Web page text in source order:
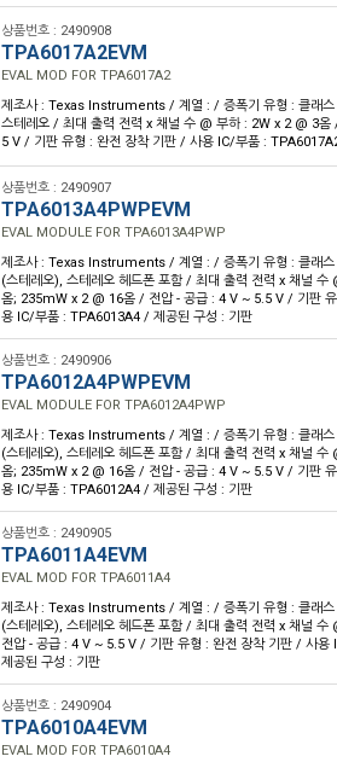
상품번호 : 2490908
TPA6017A2EVM
EVAL MOD FOR TPA6017A2
제조사 : Texas Instruments / 계열 : / 증폭기 유형 : 클래스
스테레오 / 최대 출력 전력 x 채널 수 @ 부하 : 2W x 2 @ 3
5 V / 기판 유형 : 완전 장착 기판 / 사용 IC/부품 :
상품번호 : 2490907
TPA6013A4PWPEVM
EVAL MODULE FOR TPA6013A4PWP
제조사 : Texas Instruments / 계열 : / 증폭기 유형 : 클래스
(스테레오), 스테레오 헤드폰 포함 / 최대 출력 전력 x 채널
옴; 235mW x 2 @ 16옴 / 전압 - 공급 : 4 V ~ 5.5 V / 기판
용 IC/부품 : TPA6013A4 / 제공된 구성 : 기판
상품번호 : 2490906
TPA6012A4PWPEVM
EVAL MODULE FOR TPA6012A4PWP
제조사 : Texas Instruments / 계열 : / 증폭기 유형 : 클래스
(스테레오), 스테레오 헤드폰 포함 / 최대 출력 전력 x 채널
옴; 235mW x 2 @ 16옴 / 전압 - 공급 : 4 V ~ 5.5 V / 기판
용 IC/부품 : TPA6012A4 / 제공된 구성 : 기판
상품번호 : 2490905
TPA6011A4EVM
EVAL MOD FOR TPA6011A4
제조사 : Texas Instruments / 계열 : / 증폭기 유형 : 클래스
(스테레오), 스테레오 헤드폰 포함 / 최대 출력 전력 x 채널
전압 - 공급 : 4 V ~ 5.5 V / 기판 유형 : 완전 장착 기판 / 사
제공된 구성 : 기판
상품번호 : 2490904
TPA6010A4EVM
EVAL MOD FOR TPA6010A4